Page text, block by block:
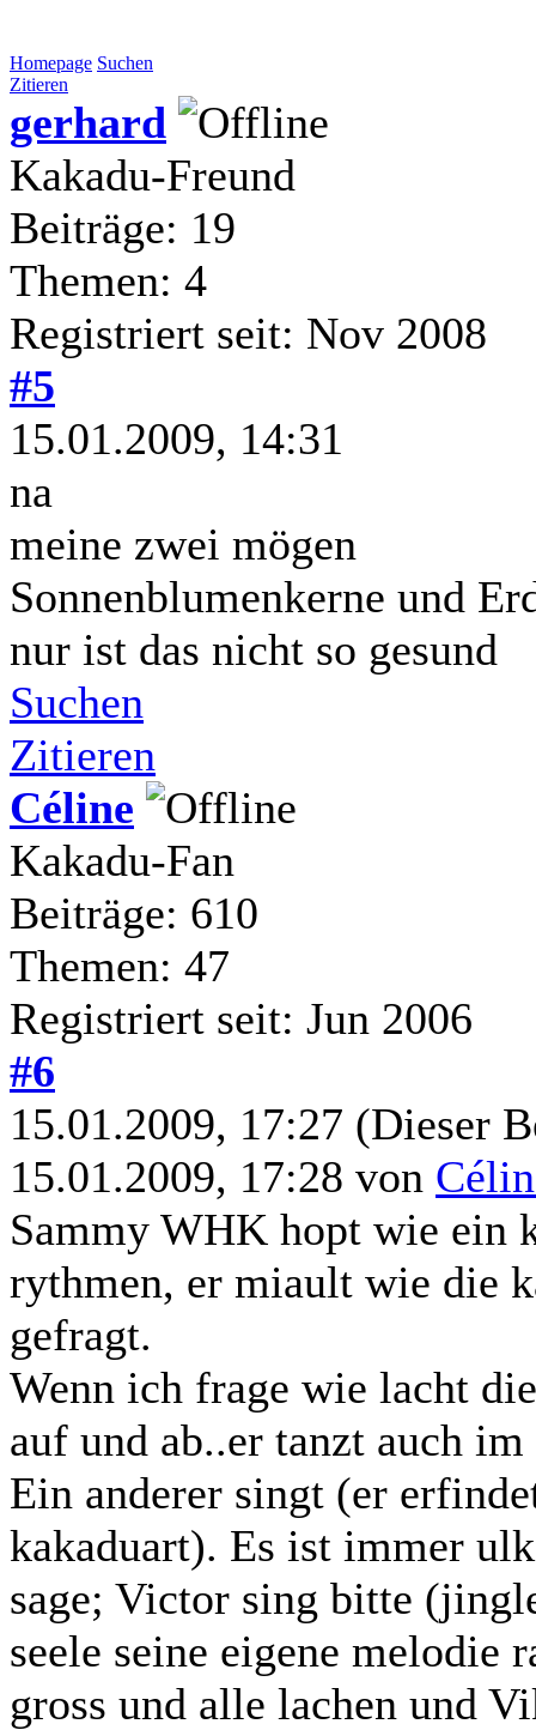
Homepage Suchen
Zitieren
gerhard
Kakadu-Freund
Beiträge: 19
Themen: 4
Registriert seit: Nov 2008
#5
15.01.2009, 14:31
na
meine zwei mögen
Sonnenblumenkerne und
nur ist das nicht so gesund
Suchen
Zitieren
Céline
Kakadu-Fan
Beiträge: 610
Themen: 47
Registriert seit: Jun 2006
#6
15.01.2009, 17:27 (Dieser
15.01.2009, 17:28 von
Sammy WHK hopt wie ein
rythmen, er miault wie die
gefragt.
Wenn ich frage wie lacht
auf und ab..er tanzt auch
Ein anderer singt (er
kakaduart). Es ist immer
sage; Victor sing bitte
seele seine eigene melodie
gross und alle lachen und